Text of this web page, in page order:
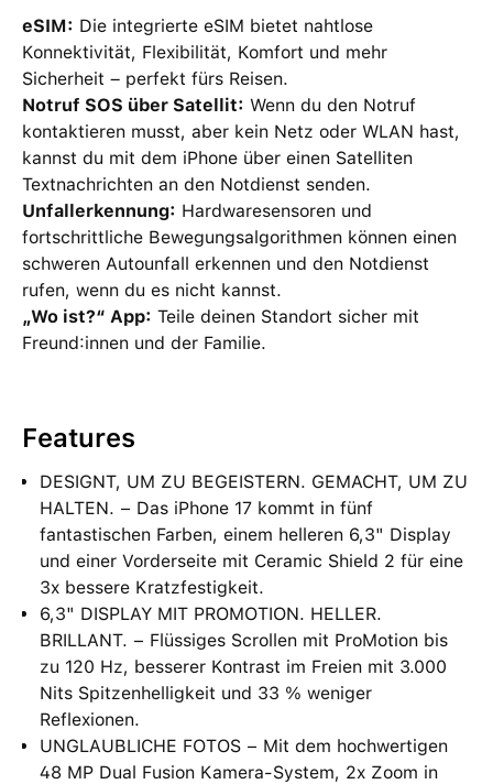
eSIM: Die integrierte eSIM bietet nahtlose
Konnektivität, Flexibilität, Komfort und mehr
Sicherheit – perfekt fürs Reisen.
Notruf SOS über Satellit: Wenn du den Notruf
kontaktieren musst, aber kein Netz oder WLAN hast,
kannst du mit dem iPhone über einen Satelliten
Textnachrichten an den Notdienst senden.
Unfallerkennung: Hardwaresensoren und
fortschrittliche Bewegungsalgorithmen können einen
schweren Autounfall erkennen und den Notdienst
rufen, wenn du es nicht kannst.
„Wo ist?“ App: Teile deinen Standort sicher mit
Freund:innen und der Familie.
Features
DESIGNT, UM ZU BEGEISTERN. GEMACHT, UM ZU
HALTEN. − Das iPhone 17 kommt in fünf
fantastischen Farben, einem helleren 6,3" Display
und einer Vorderseite mit Ceramic Shield 2 für eine
3x bessere Kratzfestigkeit.
6,3" DISPLAY MIT PROMOTION. HELLER.
BRILLANT. − Flüssiges Scrollen mit ProMotion bis
zu 120 Hz, besserer Kontrast im Freien mit 3.000
Nits Spitzenhelligkeit und 33 % weniger
Reflexionen.
UNGLAUBLICHE FOTOS − Mit dem hochwertigen
48 MP Dual Fusion Kamera-System, 2x Zoom in